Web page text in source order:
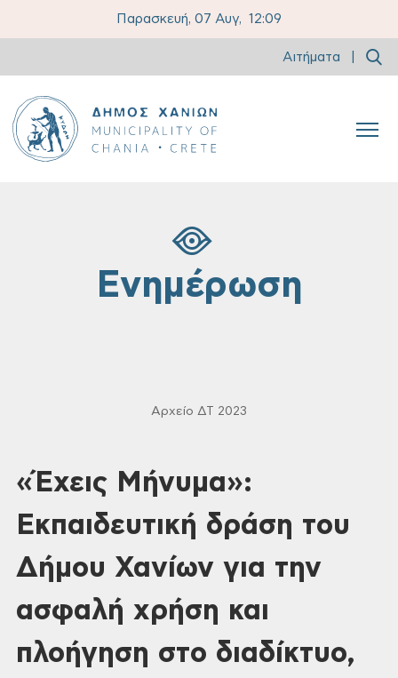
Παρασκευή, 07 Αυγ, 12:09
Αιτήματα
Ενημέρωση
Αρχείο ΔΤ 2023
«Έχεις Μήνυμα»:
Εκπαιδευτική δράση του
Δήμου Χανίων για την
ασφαλή χρήση και
πλοήγηση στο διαδίκτυο,